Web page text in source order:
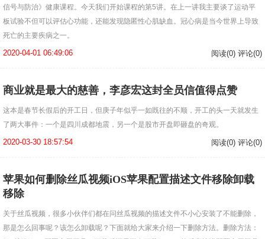
信号与防治》健康课程。今天我们开始课程的第5讲。在上一讲我主要谈了运动平
板试验不但可以评估心功能，还能发现隐匿性心肌缺血。冠心病是当今世界上导致
死亡的主要疾病之一。
2020-04-01 06:49:06 阅读(0) 评论(0)
商业就是最大的慈善，李彦宏这封全员信值得点赞
这本是春节长假后的开工日，但庚子年似乎一如既往的不顺，开工的头一天就发生
了两大事件：一个是四川成都地震，另一个是股市开盘即砸盘的奇观。
2020-03-30 18:57:54 阅读(0) 评论(0)
苹果如何删除丝瓜视频iOS苹果配置描述文件移除卸载
移除
关于丝瓜视频，很多小伙伴们都在问丝瓜视频的描述文件不小心安装了不能删除，
那是怎么回事呢？该怎么卸载呢？下面就给大家来介绍一下删除方法。删除方法：